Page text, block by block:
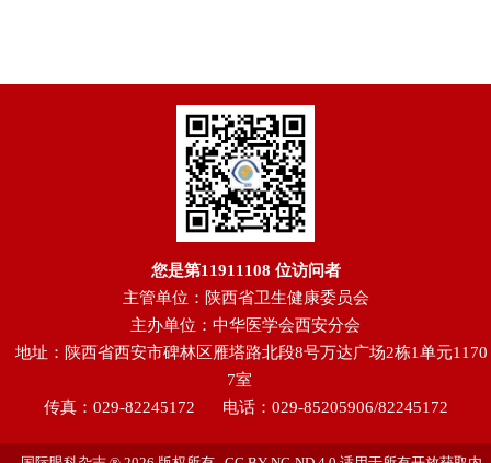
您是第11911108 位访问者
主管单位：陕西省卫生健康委员会
主办单位：中华医学会西安分会
地址：陕西省西安市碑林区雁塔路北段8号万达广场2栋1单元1170
7室
传真：029-82245172
电话：029-85205906/82245172